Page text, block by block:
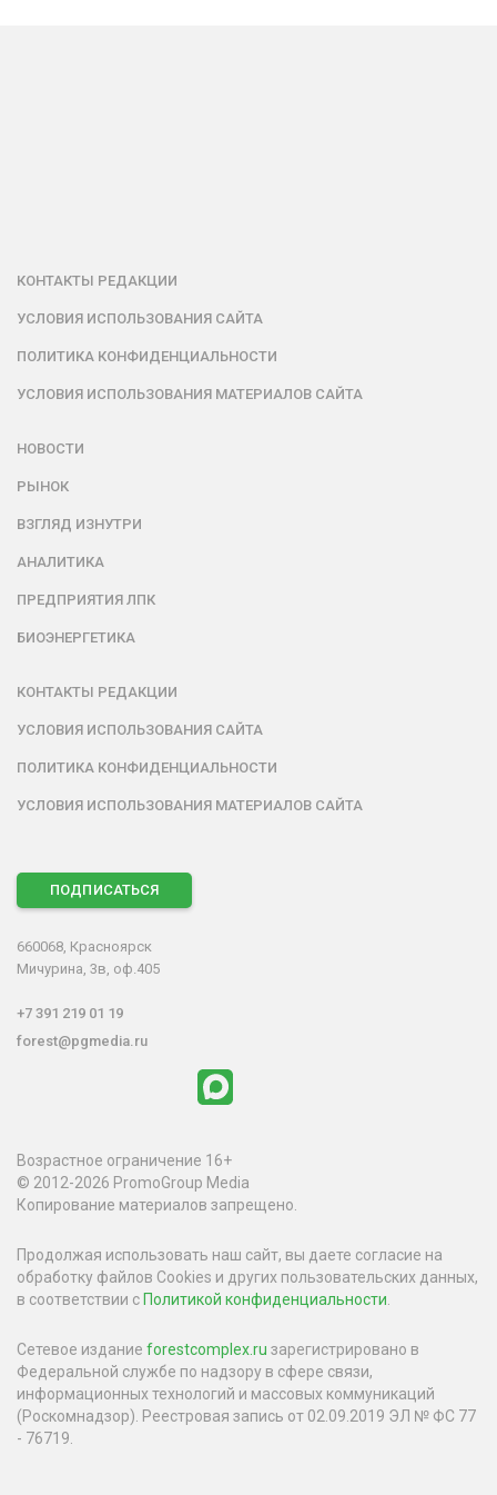
КОНТАКТЫ РЕДАКЦИИ
УСЛОВИЯ ИСПОЛЬЗОВАНИЯ САЙТА
ПОЛИТИКА КОНФИДЕНЦИАЛЬНОСТИ
УСЛОВИЯ ИСПОЛЬЗОВАНИЯ МАТЕРИАЛОВ САЙТА
НОВОСТИ
РЫНОК
ВЗГЛЯД ИЗНУТРИ
АНАЛИТИКА
ПРЕДПРИЯТИЯ ЛПК
БИОЭНЕРГЕТИКА
КОНТАКТЫ РЕДАКЦИИ
УСЛОВИЯ ИСПОЛЬЗОВАНИЯ САЙТА
ПОЛИТИКА КОНФИДЕНЦИАЛЬНОСТИ
УСЛОВИЯ ИСПОЛЬЗОВАНИЯ МАТЕРИАЛОВ САЙТА
ПОДПИСАТЬСЯ
660068, Красноярск
Мичурина, 3в, оф.405
+7 391 219 01 19
forest@pgmedia.ru
Возрастное ограничение 16+
© 2012-2026 PromoGroup Media
Копирование материалов запрещено.
Продолжая использовать наш сайт, вы даете согласие на
обработку файлов Cookies и других пользовательских данных,
в соответствии с Политикой конфиденциальности
Сетевое издание forestcomplex.ru зарегистрировано в
Федеральной службе по надзору в сфере связи,
информационных технологий и массовых коммуникаций
(Роскомнадзор). Реестровая запись от 02.09.2019 ЭЛ № ФС 77
- 76719.